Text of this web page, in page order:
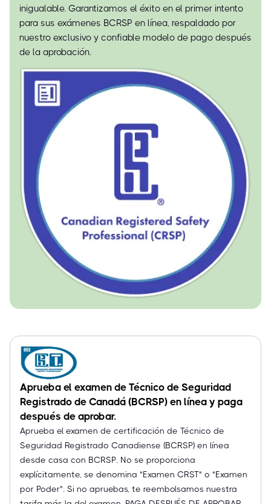
inigualable. Garantizamos el éxito en el primer intento
para sus exámenes BCRSP en línea, respaldado por
nuestro exclusivo y confiable modelo de pago después
de la aprobación.
Aprueba el examen de Técnico de Seguridad
Registrado de Canadá (BCRSP) en línea y paga
después de aprobar.
Aprueba el examen de certificación de Técnico de
Seguridad Registrado Canadiense (BCRSP) en línea
desde casa con BCRSP. No se proporciona
explícitamente, se denomina "Examen CRST" o "Examen
por Poder". Si no apruebas, te reembolsamos nuestra